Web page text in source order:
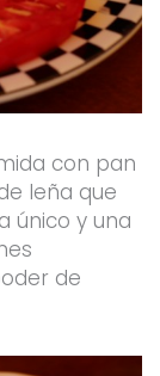
con pan
leña que
único y una
de